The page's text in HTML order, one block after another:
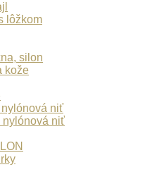
lôžkom
silon
kože
nylónová niť
nylónová niť